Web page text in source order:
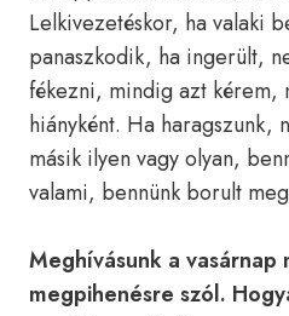
Lelkivezetéskor, ha valaki
panaszkodik, ha ingerült,
fékezni, mindig azt kérem,
hiányként. Ha haragszunk,
másik ilyen vagy olyan,
valami, bennünk borult
Meghívásunk a
megpihenésre szól.